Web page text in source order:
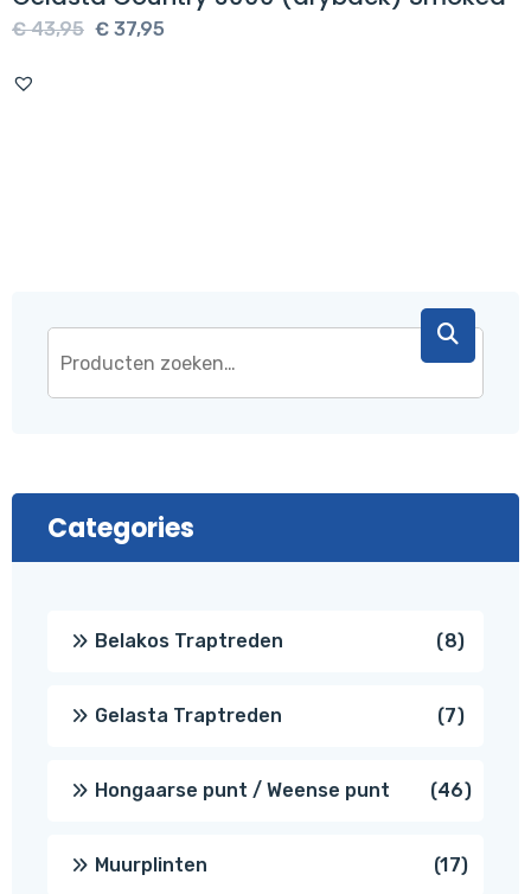
€43,95 Oorspronkelijke
€ 37,95
Categories
Belakos Traptreden 88
Gelasta Traptreden 77
Hongaarse punt / Weense punt 4646
Muurplinten 1717